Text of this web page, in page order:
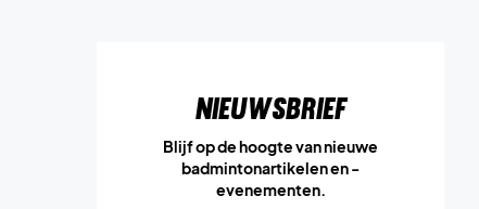
Nieuwsbrief
Blijf op de hoogte van nieuwe
badmintonartikelen en -
evenementen.